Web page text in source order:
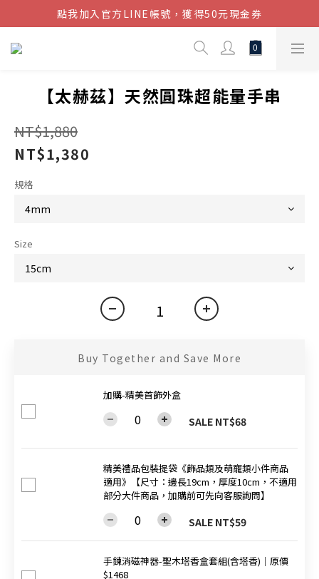
結帳金額滿$1080超取免運
點我加入官方LINE帳號，獲得50元現金券
結帳金額滿$1080超取免運
【太赫茲】天然圓珠超能量手串
NT$1,880
NT$1,380
規格
Size
Buy Together and Save More
加購-精美首飾外盒
SALE NT$68
精美禮品包裝提袋《飾品類及萌寵類小件商品
適用》【尺寸：邊長19cm，厚度10cm，不適用
部分大件商品，加購前可先向客服詢問】
SALE NT$59
手鍊消磁神器-聖木塔香盒套組(含塔香)│原價
$1468